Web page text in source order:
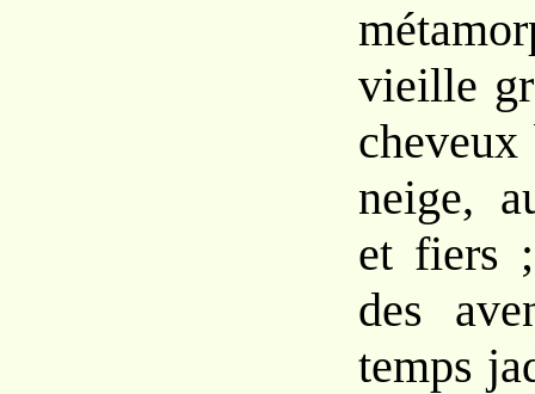
vieille
cheveux
neige,
et fiers
des
temps